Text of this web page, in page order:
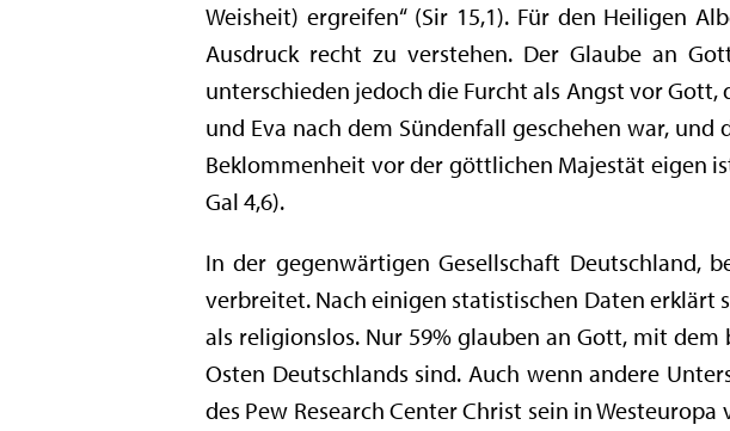
Weisheit) ergreifen“ (Sir 15,1). Für den Heiligen
Ausdruck recht zu verstehen. Der Glaube an
unterschieden jedoch die Furcht als Angst vor
und Eva nach dem Sündenfall geschehen war, und
Beklommenheit vor der göttlichen Majestät eigen
Gal 4,6).
In der gegenwärtigen Gesellschaft Deutschland,
verbreitet. Nach einigen statistischen Daten erklärt
als religionslos. Nur 59% glauben an Gott, mit
Osten Deutschlands sind. Auch wenn andere
des Pew Research Center Christ sein in